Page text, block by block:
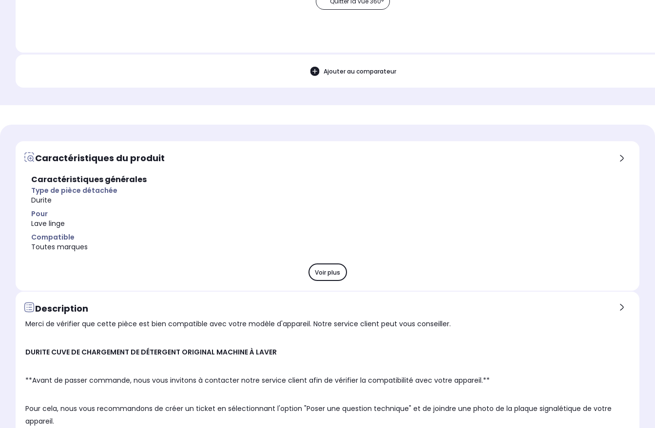
Ajouter au comparateur
Caractéristiques du produit
Caractéristiques générales
Type de pièce détachée
Durite
Pour
Lave linge
Compatible
Toutes marques
Voir plus
Description
Merci de vérifier que cette pièce est bien compatible avec votre modèle d'appareil. Notre service client peut vous conseiller.
DURITE CUVE DE CHARGEMENT DE DÉTERGENT ORIGINAL MACHINE À LAVER
**Avant de passer commande, nous vous invitons à contacter notre service client afin de vérifier la compatibilité avec votre appareil.**
Pour cela, nous vous recommandons de créer un ticket en sélectionnant l'option "Poser une question technique" et de joindre une photo de la plaque signalétique de votre
appareil.